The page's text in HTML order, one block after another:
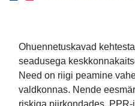
Ohuennetuskavad
seadusega
Need on riigi peamine
valdkonnas. Nende